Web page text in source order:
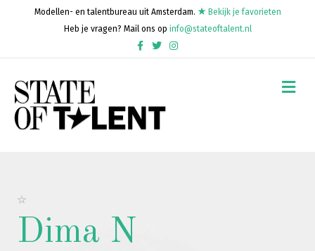
Modellen- en talentbureau uit Amsterdam.
Bekijk je favorieten
Heb je vragen? Mail ons op info@stateoftalent.nl
FacebookTwitterInstagram
Dima N